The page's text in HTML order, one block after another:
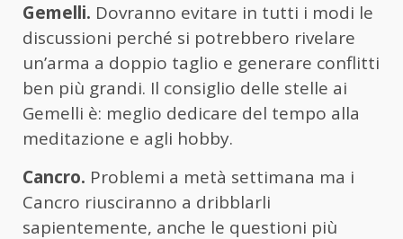
Gemelli. Dovranno evitare in tutti i modi le
discussioni perché si potrebbero rivelare
un’arma a doppio taglio e generare conflitti
ben più grandi. Il consiglio delle stelle ai
Gemelli è: meglio dedicare del tempo alla
meditazione e agli hobby.
Cancro. Problemi a metà settimana ma i
Cancro riusciranno a dribblarli
sapientemente, anche le questioni più